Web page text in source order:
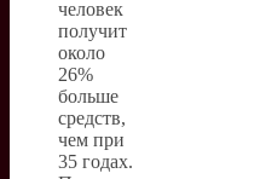
человек
получит
около
26%
больше
средств,
чем при
35 годах.